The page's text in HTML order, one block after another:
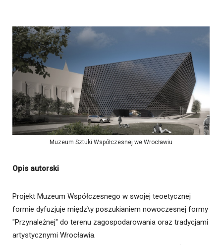
Muzeum Sztuki Współczesnej we Wrocławiu
Opis autorski
Projekt Muzeum Współczesnego w swojej teoetycznej
formie dyfuzjuje międz\y poszukianiem nowoczesnej formy
"Przynależnej" do terenu zagospodarowania oraz tradycjami
artystycznymi Wrocławia.